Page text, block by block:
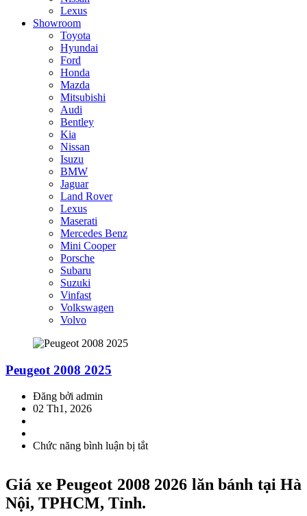
Lexus
Showroom
Toyota
Hyundai
Ford
Honda
Mazda
Mitsubishi
Audi
Bentley
Kia
Nissan
Isuzu
BMW
Jaguar
Land Rover
Lexus
Maserati
Mercedes Benz
Mini Cooper
Porsche
Subaru
Suzuki
Vinfast
Volkswagen
Volvo
Peugeot 2008 2025
Đăng bởi admin
02 Th1, 2026
Chức năng bình luận bị tắtở
2025
Giá xe Peugeot 2008 2026 lăn bánh tại Hà
Nội, TPHCM, Tỉnh.